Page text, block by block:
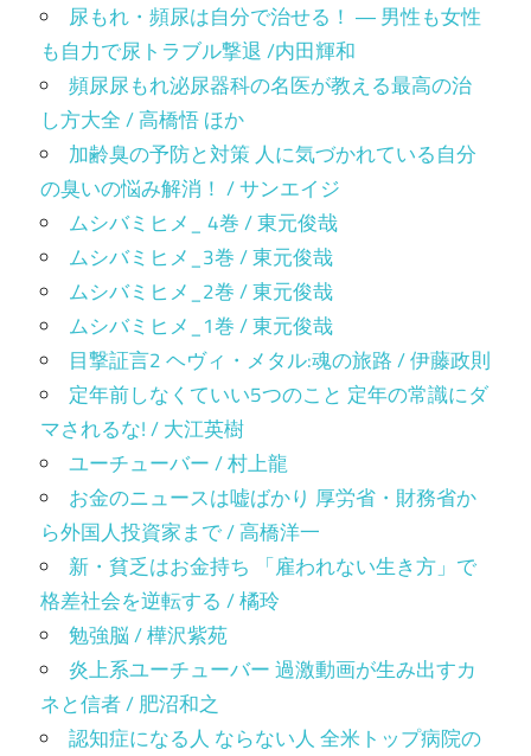
尿もれ・頻尿は自分で治せる！ ― 男性も女性
も自力で尿トラブル撃退 /内田輝和
頻尿尿もれ泌尿器科の名医が教える最高の治
し方大全 / 高橋悟 ほか
加齢臭の予防と対策 人に気づかれている自分
の臭いの悩み解消！ / サンエイジ
ムシバミヒメ_ 4巻 / 東元俊哉
ムシバミヒメ_3巻 / 東元俊哉
ムシバミヒメ_2巻 / 東元俊哉
ムシバミヒメ_1巻 / 東元俊哉
目撃証言2 ヘヴィ・メタル:魂の旅路 / 伊藤政則
定年前しなくていい5つのこと 定年の常識にダ
マされるな! / 大江英樹
ユーチューバー / 村上龍
お金のニュースは嘘ばかり 厚労省・財務省か
ら外国人投資家まで / 高橋洋一
新・貧乏はお金持ち 「雇われない生き方」で
格差社会を逆転する / 橘玲
勉強脳 / 樺沢紫苑
炎上系ユーチューバー 過激動画が生み出すカ
ネと信者 / 肥沼和之
認知症になる人 ならない人 全米トップ病院の